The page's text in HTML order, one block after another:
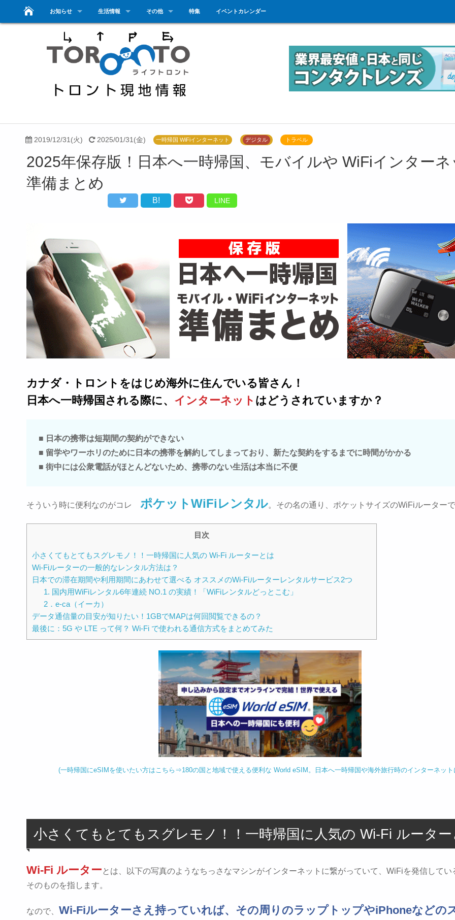
お知らせ 生活情報 その他 特集 イベントカレンダー
2019/12/31(火) 2025/01/31(金) 一時帰国 WiFiインターネット デジタル トラベル
2025年保存版！日本へ一時帰国、モバイルや WiFiインター
準備まとめ
B! LINE
カナダ・トロントをはじめ海外に住んでいる皆さん！
日本へ一時帰国される際に、 インターネット はどうされていますか？
■ 日本の携帯は短期間の契約ができない
■ 留学やワーホリのために日本の携帯を解約してしまっており、新たな契約をするまでに時間がかかる
■ 街中には公衆電話がほとんどないため、携帯のない生活は本当に不便
そういう時に便利なのがコレ ポケットWiFiレンタル。その名の通り、ポケットサイズのWiFiルーター
目次
小さくてもとてもスグレモノ！！一時帰国に人気の Wi-Fi ルーターとは
Wi-Fiルーターの一般的なレンタル方法は？
日本での滞在期間や利用期間にあわせて選べる オススメのWi-Fiルーターレンタルサービス2つ
1. 国内用WiFiレンタル6年連続 NO.1 の実績！「WiFiレンタルどっとこむ」
2．e-ca（イーカ）
データ通信量の目安が知りたい！1GBでMAPは何回閲覧できるの？
最後に：5G や LTE って何？ Wi-Fi で使われる通信方式をまとめてみた
(一時帰国にeSIMを使いたい方はこちら⇒180の国と地域で使える便利な World eSIM。日本へ一時帰国や海外旅行時のインターネット
小さくてもとてもスグレモノ！！一時帰国に人気の Wi-Fi ルータ
Wi-Fi ルーター とは、以下の写真のようなちっさなマシンがインターネットに繋がっていて、WiFiを発信してい
そのものを指します。
なので、 Wi-Fiルーターさえ持っていれば、その周りのラップトップやiPhoneなどの